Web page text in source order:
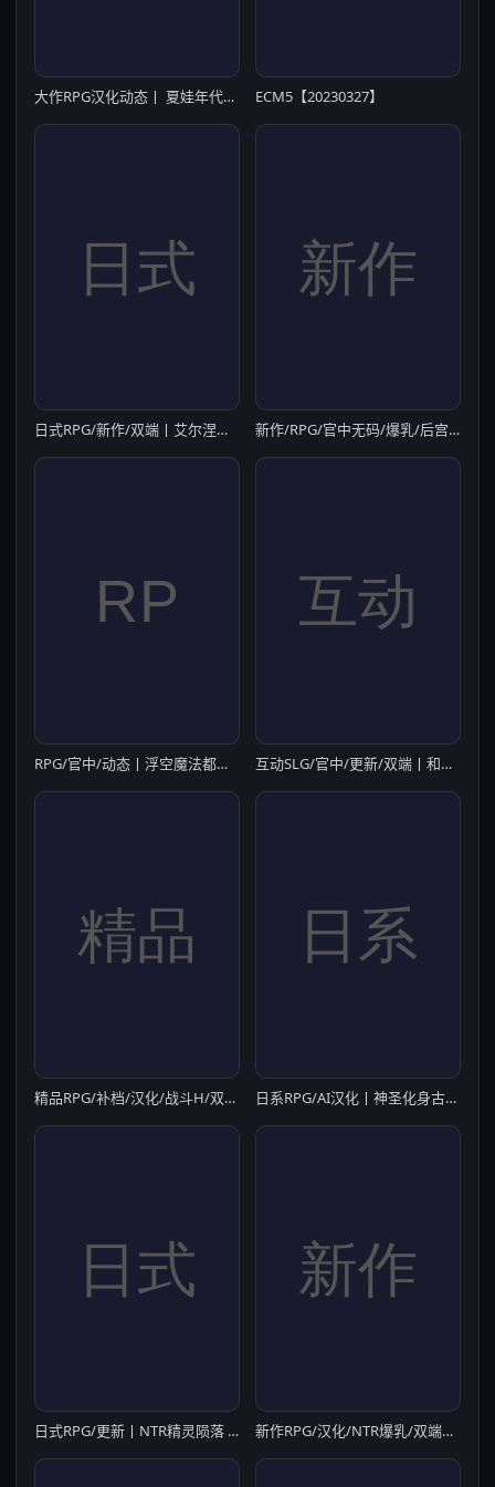
大作RPG汉化动态丨 夏娃年代记/Evenicle 2 Ver1.02 完整汉化修复版+全CG 【20250324】 ECM5【20230327】
日式RPG/新作/双端丨艾尔涅的初次使命 艾尔涅的初次差遣 エルネのはじめての御使い +全回想存档 【20260224】 新作/RPG/官中无码/爆乳/后宫丨 Niramare Quest：女尊异界冒险谭 v1.01 官方中文步兵版【20260224】
RPG/官中/动态丨浮空魔法都市的蕾伊 v1.01 官方中文 【20260224】 互动SLG/官中/更新/双端丨和存在感薄弱的妹妹一起的简单生活/存在感薄い妹との簡単生活 V0.99.6 rev.6 官中最终体验版【20260330】
精品RPG/补档/汉化/战斗H/双端丨追忆之境 Reminiscence v1.1 内嵌汉化版【20260322】 日系RPG/AI汉化丨神圣化身古法仪式 /聖なる化身 ～古法儀式と双生の世界～1.0【20260524】
日式RPG/更新丨NTR精灵陨落 NTR When Elves Fall v0.3.1 AI汉化步兵版 【20260506】 新作RPG/汉化/NTR爆乳/双端丨专属后宫队被肆意玩弄的那些事僕 だけのハーレムパーティーが他人棒とヤリ散らかしている件 【20260414】